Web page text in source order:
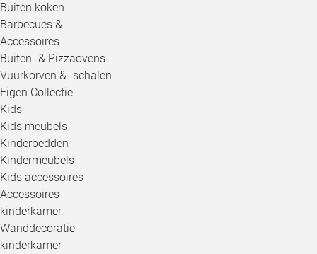
Buiten koken
Barbecues &
Accessoires
Buiten- & Pizzaovens
Vuurkorven & -schalen
Eigen Collectie
Kids
Kids meubels
Kinderbedden
Kindermeubels
Kids accessoires
Accessoires
kinderkamer
Wanddecoratie
kinderkamer